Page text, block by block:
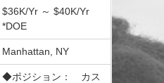
$36K/Yr ～ $40K/Yr
*DOE
Manhattan, NY
◆ポジション： カス